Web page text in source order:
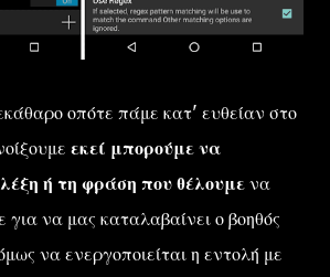
οπότε πάμε κατ' ευθείαν στο
εκεί μπορούμε να
ή τη φράση που θέλουμε να
για να μας καταλαβαίνει ο βοηθός
να ενεργοποιείται η εντολή με